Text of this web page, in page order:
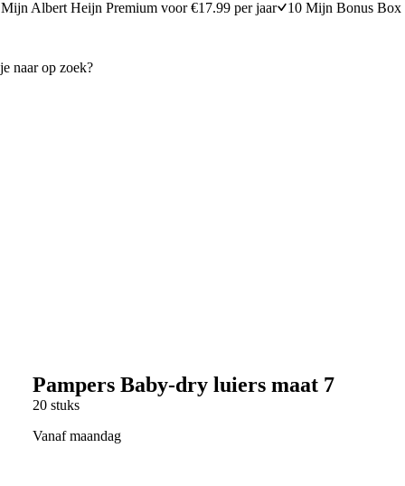
Mijn Albert Heijn Premium voor €17.99 per jaar 10 Mijn Bonus Box
Pampers Baby-dry luiers maat 7
20 stuks
vanaf maandag